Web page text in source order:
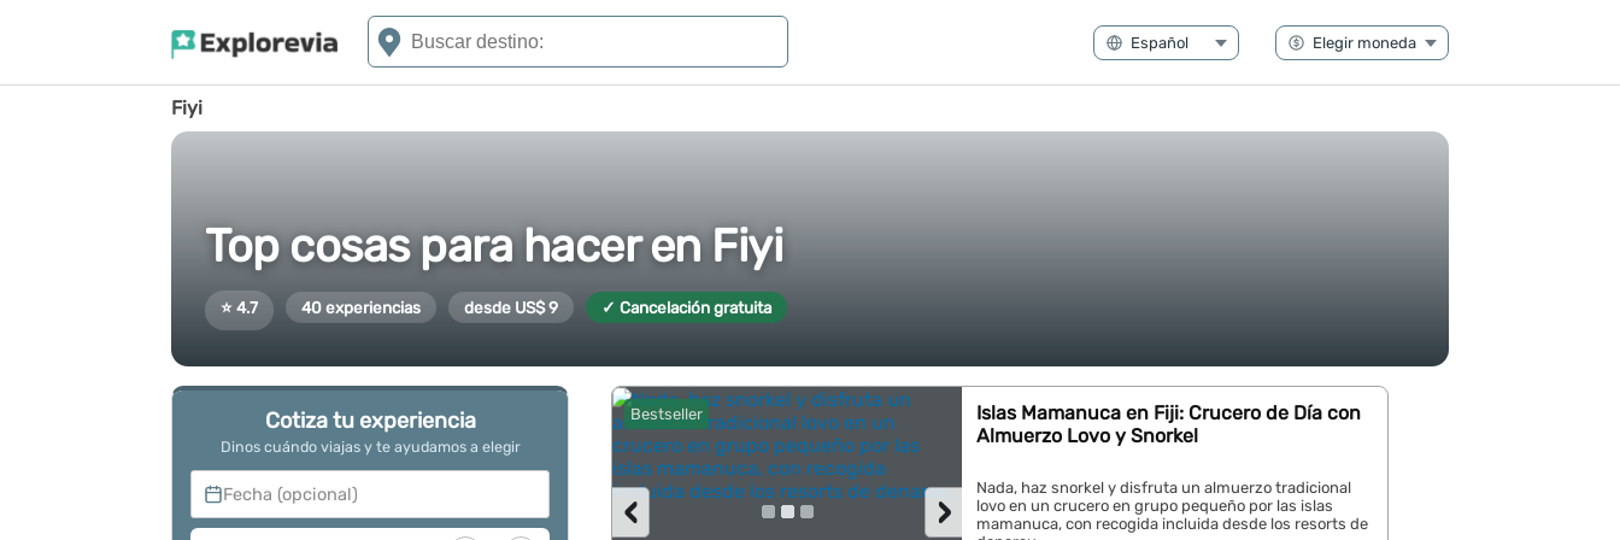
Fiyi
Top cosas para hacer en Fiyi
⭐ 4.7 40 experiencias desde US$ 9 ✓ Cancelación gratuita
Bestseller
›
‹
Islas Mamanuca en Fiji: Crucero de Día con
Almuerzo Lovo y Snorkel
Nada, haz snorkel y disfruta un almuerzo tradicional
lovo en un crucero en grupo pequeño por las islas
mamanuca, con recogida incluida desde los resorts de
Cotiza tu experiencia
Dinos cuándo viajas y te ayudamos a elegir
Fecha (opcional)